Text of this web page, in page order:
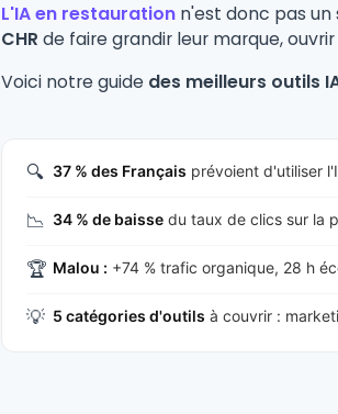
L'IA en restauration n'est donc pas un
CHR de faire grandir leur marque,
Voici notre guide des meilleurs outils
🔍 37 % des Français prévoient d'utiliser
📉 34 % de baisse du taux de clics sur la
🏆 Malou : +74 % trafic organique, 28 h
💡 5 catégories d'outils à couvrir :